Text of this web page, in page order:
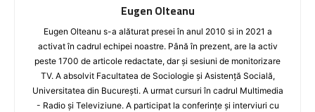
Eugen Olteanu
Eugen Olteanu s-a alăturat presei în anul 2010 si in 2021 a
activat în cadrul echipei noastre. Până în prezent, are la activ
peste 1700 de articole redactate, dar și sesiuni de monitorizare
TV. A absolvit Facultatea de Sociologie și Asistență Socială,
Universitatea din București. A urmat cursuri în cadrul Multimedia
- Radio și Televiziune. A participat la conferințe și interviuri cu